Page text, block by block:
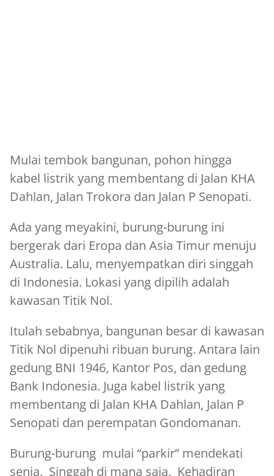
Mulai tembok bangunan, pohon hingga
kabel listrik yang membentang di Jalan KHA
Dahlan, Jalan Trokora dan Jalan P Senopati.
Ada yang meyakini, burung-burung ini
bergerak dari Eropa dan Asia Timur menuju
Australia. Lalu, menyempatkan diri singgah
di Indonesia. Lokasi yang dipilih adalah
kawasan Titik Nol.
Itulah sebabnya, bangunan besar di kawasan
Titik Nol dipenuhi ribuan burung. Antara lain
gedung BNI 1946, Kantor Pos, dan gedung
Bank Indonesia. Juga kabel listrik yang
membentang di Jalan KHA Dahlan, Jalan P
Senopati dan perempatan Gondomanan.
Burung-burung mulai “parkir” mendekati
senja. Singgah di mana saja. Kehadiran